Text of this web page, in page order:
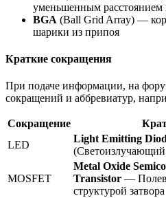
уменьшенным
BGA (Ball Grid Array) —
шарики из припоя
Краткие сокращения
При подаче информации, на
сокращений и аббревиатур,
Сокращение
LED
Light Emitting
MOSFET
Metal Oxide
Transistor —
структурой затвора